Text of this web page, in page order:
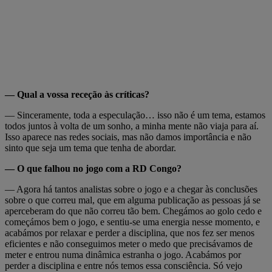
— Qual a vossa receção às críticas?
— Sinceramente, toda a especulação… isso não é um tema, estamos
todos juntos à volta de um sonho, a minha mente não viaja para aí.
Isso aparece nas redes sociais, mas não damos importância e não
sinto que seja um tema que tenha de abordar.
— O que falhou no jogo com a RD Congo?
— Agora há tantos analistas sobre o jogo e a chegar às conclusões
sobre o que correu mal, que em alguma publicação as pessoas já se
aperceberam do que não correu tão bem. Chegámos ao golo cedo e
começámos bem o jogo, e sentiu-se uma energia nesse momento, e
acabámos por relaxar e perder a disciplina, que nos fez ser menos
eficientes e não conseguimos meter o medo que precisávamos de
meter e entrou numa dinâmica estranha o jogo. Acabámos por
perder a disciplina e entre nós temos essa consciência. Só vejo